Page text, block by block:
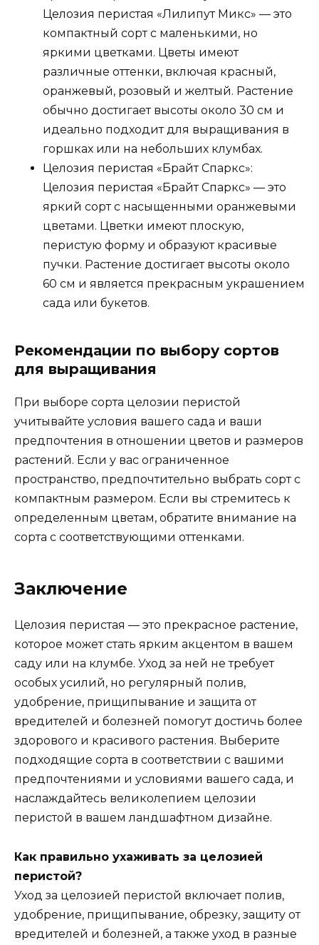
Целозия перистая «Лилипут Микс» — это
компактный сорт с маленькими, но
яркими цветками. Цветы имеют
различные оттенки, включая красный,
оранжевый, розовый и желтый. Растение
обычно достигает высоты около 30 см и
идеально подходит для выращивания в
горшках или на небольших клумбах.
Целозия перистая «Брайт Спаркс»:
Целозия перистая «Брайт Спаркс» — это
яркий сорт с насыщенными оранжевыми
цветами. Цветки имеют плоскую,
перистую форму и образуют красивые
пучки. Растение достигает высоты около
60 см и является прекрасным украшением
сада или букетов.
Рекомендации по выбору сортов
для выращивания
При выборе сорта целозии перистой
учитывайте условия вашего сада и ваши
предпочтения в отношении цветов и размеров
растений. Если у вас ограниченное
пространство, предпочтительно выбрать сорт с
компактным размером. Если вы стремитесь к
определенным цветам, обратите внимание на
сорта с соответствующими оттенками.
Заключение
Целозия перистая — это прекрасное растение,
которое может стать ярким акцентом в вашем
саду или на клумбе. Уход за ней не требует
особых усилий, но регулярный полив,
удобрение, прищипывание и защита от
вредителей и болезней помогут достичь более
здорового и красивого растения. Выберите
подходящие сорта в соответствии с вашими
предпочтениями и условиями вашего сада, и
наслаждайтесь великолепием целозии
перистой в вашем ландшафтном дизайне.
Как правильно ухаживать за целозией
перистой?
Уход за целозией перистой включает полив,
удобрение, прищипывание, обрезку, защиту от
вредителей и болезней, а также уход в разные